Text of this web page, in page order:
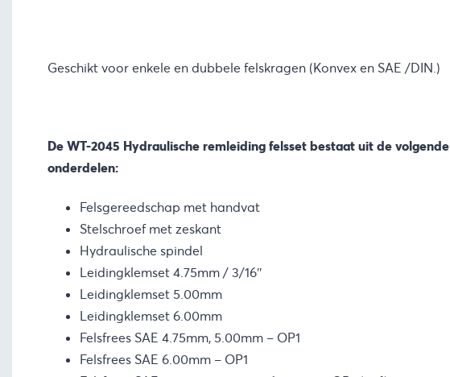
Geschikt voor enkele en dubbele felskragen (Konvex en SAE /DIN.)
De WT-2045 Hydraulische remleiding felsset bestaat uit de volgende
onderdelen:
Felsgereedschap met handvat
Stelschroef met zeskant
Hydraulische spindel
Leidingklemset 4.75mm / 3/16″
Leidingklemset 5.00mm
Leidingklemset 6.00mm
Felsfrees SAE 4.75mm, 5.00mm – OP1
Felsfrees SAE 6.00mm – OP1